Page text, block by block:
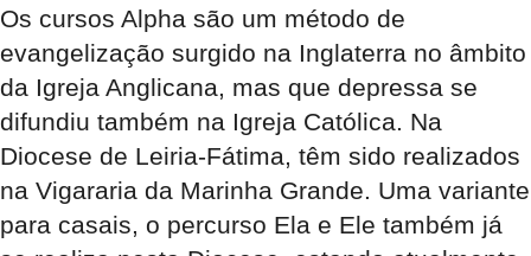
Os cursos Alpha são um método de
evangelização surgido na Inglaterra no âmbito
da Igreja Anglicana, mas que depressa se
difundiu também na Igreja Católica. Na
Diocese de Leiria-Fátima, têm sido realizados
na Vigararia da Marinha Grande. Uma variante
para casais, o percurso Ela e Ele também já